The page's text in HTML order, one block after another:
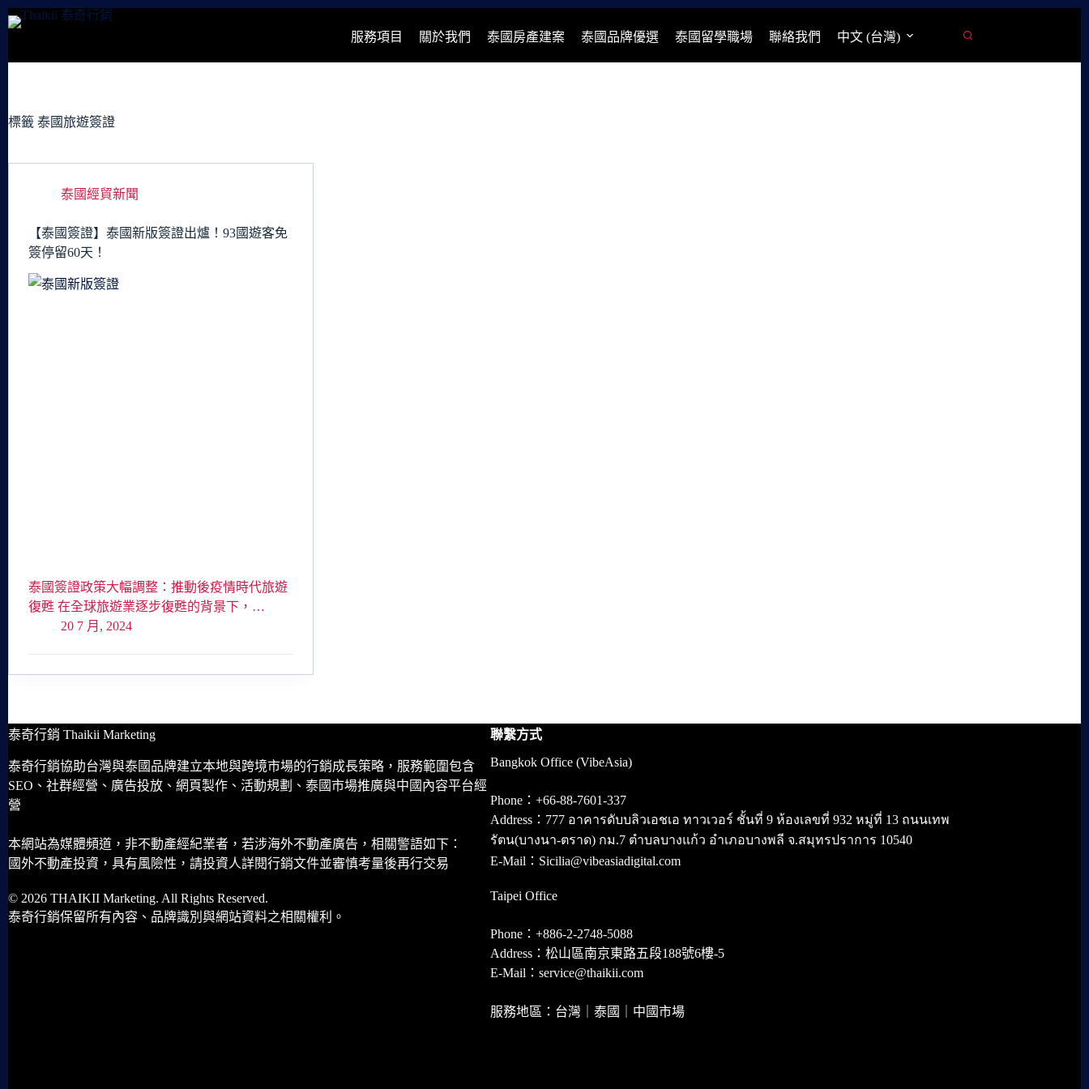
跳
容
服務項目 關於我們 泰國房產建案 泰國品牌優選 泰國留學職場 聯絡我們 中文 (台灣)
標籤 泰國旅遊簽證
泰國經貿新聞
【泰國簽證】泰國新版簽證出爐！93國遊客免
簽停留60天！
泰國簽證政策大幅調整：推動後疫情時代旅遊
復甦 在全球旅遊業逐步復甦的背景下，…
20 7 月, 2024
泰奇行銷 Thaikii Marketing
泰奇行銷協助台灣與泰國品牌建立本地與跨境市場的行銷成長策略，服務範圍包含
SEO、社群經營、廣告投放、網頁製作、活動規劃、泰國市場推廣與中國內容平台經
營
本網站為媒體頻道，非不動產經紀業者，若涉海外不動產廣告，相關警語如下：
國外不動產投資，具有風險性，請投資人詳閱行銷文件並審慎考量後再行交易
© 2026 THAIKII Marketing. All Rights Reserved.
泰奇行銷保留所有內容、品牌識別與網站資料之相關權利。
聯繫方式
Bangkok Office (VibeAsia)
Phone：+66-88-7601-337
Address：777 อาคารดับบลิวเอชเอ ทาวเวอร์ ชั้นที่ 9 ห้องเลขที่ 932 หมู่ที่ 13 ถนนเทพ
รัตน(บางนา-ตราด) กม.7 ตำบลบางแก้ว อำเภอบางพลี จ.สมุทรปราการ 10540
E-Mail：Sicilia@vibeasiadigital.com
Taipei Office
Phone：+886-2-2748-5088
Address：松山區南京東路五段188號6樓-5
E-Mail：service@thaikii.com
服務地區：台灣｜泰國｜中國市場